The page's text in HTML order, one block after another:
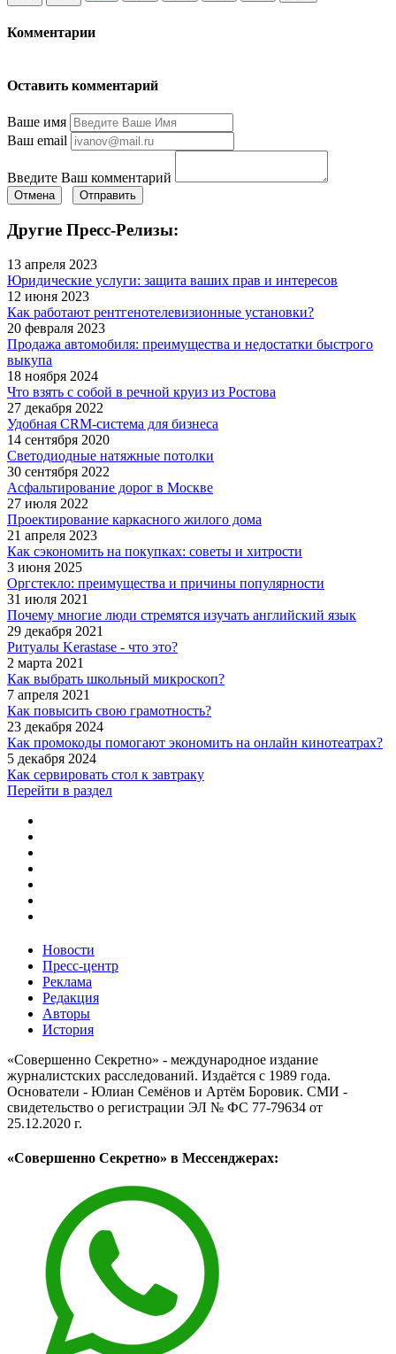
Комментарии
Оставить комментарий
Ваше имя
Ваш email
Введите Ваш комментарий
Отмена Отправить
Другие Пресс-Релизы:
13 апреля 2023
Юридические услуги: защита ваших прав и интересов
12 июня 2023
Как работают рентгенотелевизионные установки?
20 февраля 2023
Продажа автомобиля: преимущества и недостатки быстрого
выкупа
18 ноября 2024
Что взять с собой в речной круиз из Ростова
27 декабря 2022
Удобная CRM-система для бизнеса
14 сентября 2020
Светодиодные натяжные потолки
30 сентября 2022
Асфальтирование дорог в Москве
27 июля 2022
Проектирование каркасного жилого дома
21 апреля 2023
Как сэкономить на покупках: советы и хитрости
3 июня 2025
Оргстекло: преимущества и причины популярности
31 июля 2021
Почему многие люди стремятся изучать английский язык
29 декабря 2021
Ритуалы Kerastase - что это?
2 марта 2021
Как выбрать школьный микроскоп?
7 апреля 2021
Как повысить свою грамотность?
23 декабря 2024
Как промокоды помогают экономить на онлайн кинотеатрах?
5 декабря 2024
Как сервировать стол к завтраку
Перейти в раздел
Новости
Пресс-центр
Реклама
Редакция
Авторы
История
«Совершенно Секретно» - международное издание
журналистских расследований. Издаётся с 1989 года.
Основатели - Юлиан Семёнов и Артём Боровик. CМИ -
свидетельство о регистрации ЭЛ № ФС 77-79634 от
25.12.2020 г.
«Совершенно Секретно» в Мессенджерах: